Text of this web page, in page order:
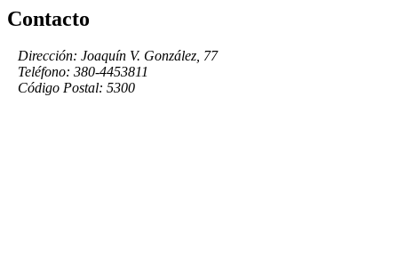
Contacto
Dirección: Joaquín V. González, 77
Teléfono: 380-4453811
Código Postal: 5300